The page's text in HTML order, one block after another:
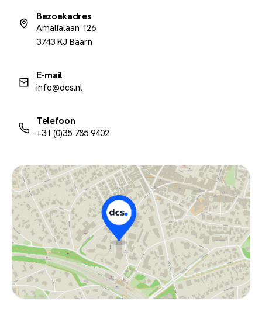
Bezoekadres
Amalialaan 126
3743 KJ Baarn
E-mail
info@dcs.nl
Telefoon
+31 (0)35 785 9402